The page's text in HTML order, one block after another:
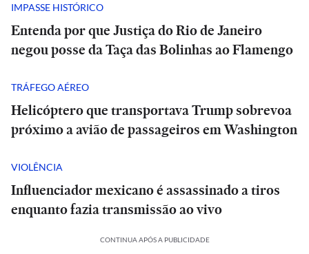
IMPASSE HISTÓRICO
Entenda por que Justiça do Rio de Janeiro
negou posse da Taça das Bolinhas ao Flamengo
TRÁFEGO AÉREO
Helicóptero que transportava Trump sobrevoa
próximo a avião de passageiros em Washington
VIOLÊNCIA
Influenciador mexicano é assassinado a tiros
enquanto fazia transmissão ao vivo
CONTINUA APÓS A PUBLICIDADE